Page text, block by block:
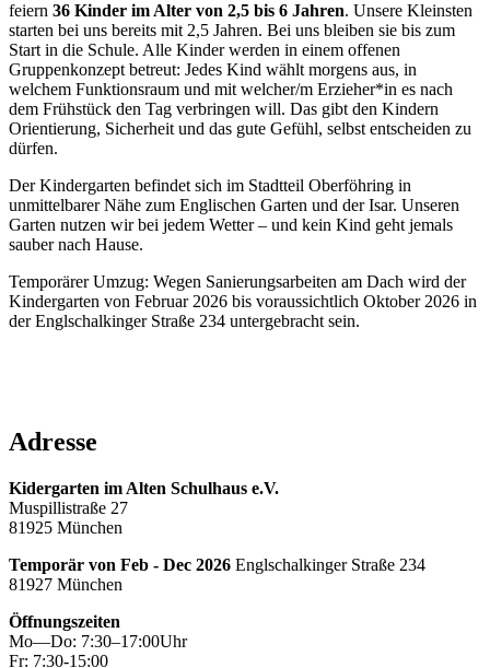
feiern 36 Kinder im Alter von 2,5 bis 6 Jahren. Unsere Kleinsten
starten bei uns bereits mit 2,5 Jahren. Bei uns bleiben sie bis zum
Start in die Schule. Alle Kinder werden in einem offenen
Gruppenkonzept betreut: Jedes Kind wählt morgens aus, in
welchem Funktionsraum und mit welcher/m Erzieher*in es nach
dem Frühstück den Tag verbringen will. Das gibt den Kindern
Orientierung, Sicherheit und das gute Gefühl, selbst entscheiden zu
dürfen.
Der Kindergarten befindet sich im Stadtteil Oberföhring in
unmittelbarer Nähe zum Englischen Garten und der Isar. Unseren
Garten nutzen wir bei jedem Wetter – und kein Kind geht jemals
sauber nach Hause.
Temporärer Umzug: Wegen Sanierungsarbeiten am Dach wird der
Kindergarten von Februar 2026 bis voraussichtlich Oktober 2026 in
der Englschalkinger Straße 234 untergebracht sein.
Adresse
Kidergarten im Alten Schulhaus e.V.
Muspillistraße 27
81925 München
Temporär von Feb - Dec 2026 Englschalkinger Straße 234
81927 München
Öffnungszeiten
Mo—Do: 7:30–17:00Uhr
Fr: 7:30-15:00